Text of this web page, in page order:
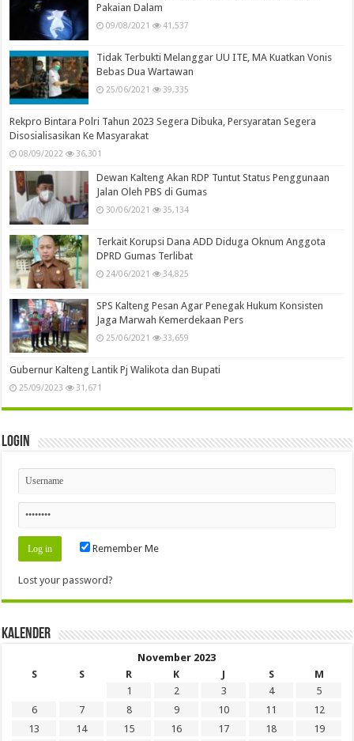
Pakaian Dalam
09/08/2021 41,537
Tidak Terbukti Melanggar UU ITE, MA Kuatkan Vonis
Bebas Dua Wartawan
25/06/2021 39,335
Rekpro Bintara Polri Tahun 2023 Segera Dibuka, Persyaratan Segera
Disosialisasikan Ke Masyarakat
08/09/2022 36,301
Dewan Kalteng Akan RDP Tuntut Status Penggunaan
Jalan Oleh PBS di Gumas
30/06/2021 35,134
Terkait Korupsi Dana ADD Diduga Oknum Anggota
DPRD Gumas Terlibat
24/06/2021 34,825
SPS Kalteng Pesan Agar Penegak Hukum Konsisten
Jaga Marwah Kemerdekaan Pers
25/06/2021 33,659
Gubernur Kalteng Lantik Pj Walikota dan Bupati
25/09/2023 31,671
Login
Remember Me
Lost your password?
Kalender
November 2023
S
S R K J S
M
1
2 3 4
5
6
7 8 9 10 11
12
13
14 15 16 17 18
19